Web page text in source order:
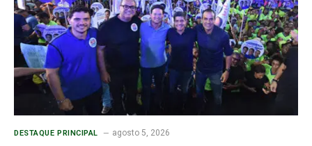
DESTAQUE PRINCIPAL agosto 5, 2026